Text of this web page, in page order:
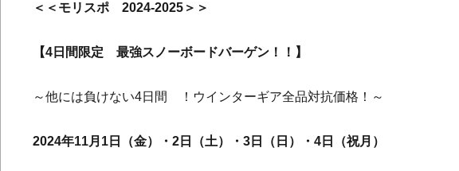
＜＜モリスポ 2024-2025＞＞
【4日間限定 最強スノーボードバーゲン！！】
～他には負けない4日間 ！ウインターギア全品対抗価格！～
2024年11月1日（金）・2日（土）・3日（日）・4日（祝月）